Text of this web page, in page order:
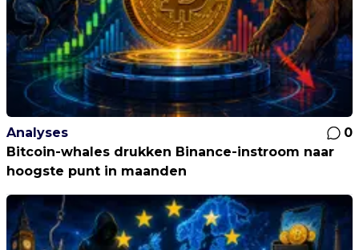
Analyses
0
Bitcoin-whales drukken Binance-instroom naar
hoogste punt in maanden